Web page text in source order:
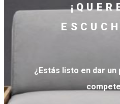
¿Estás listo en dar